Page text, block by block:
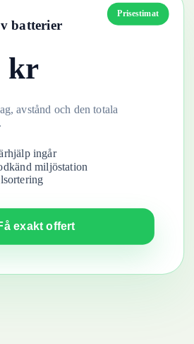
Prisestimat
batterier
kr
avstånd och den totala
ingår
miljöstation
exakt offert